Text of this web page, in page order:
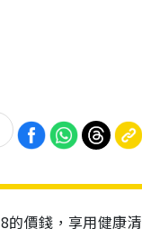
的價錢，享用健康清